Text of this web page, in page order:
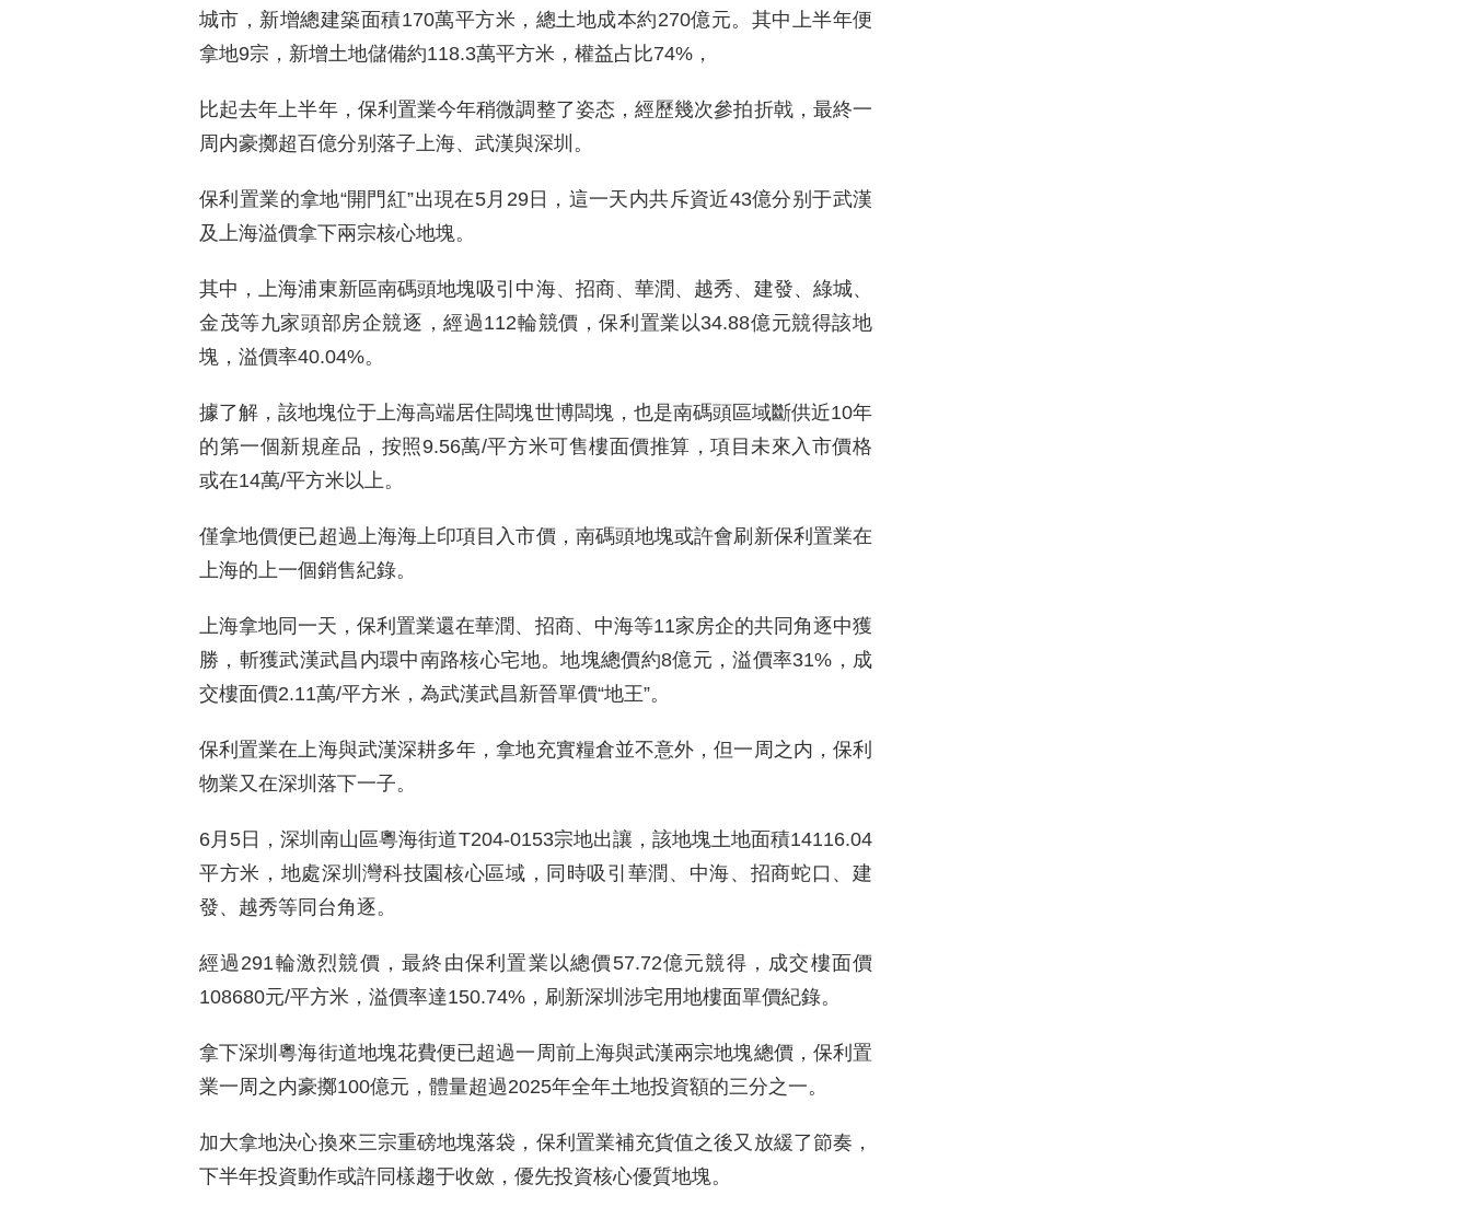
城市，新增總建築面積170萬平方米，總土地成本約270億元。其中上半年便
拿地9宗，新增土地儲備約118.3萬平方米，權益占比74%，
比起去年上半年，保利置業今年稍微調整了姿态，經歷幾次參拍折戟，最終一
周内豪擲超百億分别落子上海、武漢與深圳。
保利置業的拿地“開門紅”出現在5月29日，這一天内共斥資近43億分别于武漢
及上海溢價拿下兩宗核心地塊。
其中，上海浦東新區南碼頭地塊吸引中海、招商、華潤、越秀、建發、綠城、
金茂等九家頭部房企競逐，經過112輪競價，保利置業以34.88億元競得該地
塊，溢價率40.04%。
據了解，該地塊位于上海高端居住闆塊世博闆塊，也是南碼頭區域斷供近10年
的第一個新規産品，按照9.56萬/平方米可售樓面價推算，項目未來入市價格
或在14萬/平方米以上。
僅拿地價便已超過上海海上印項目入市價，南碼頭地塊或許會刷新保利置業在
上海的上一個銷售紀錄。
上海拿地同一天，保利置業還在華潤、招商、中海等11家房企的共同角逐中獲
勝，斬獲武漢武昌内環中南路核心宅地。地塊總價約8億元，溢價率31%，成
交樓面價2.11萬/平方米，為武漢武昌新晉單價“地王”。
保利置業在上海與武漢深耕多年，拿地充實糧倉並不意外，但一周之内，保利
物業又在深圳落下一子。
6月5日，深圳南山區粵海街道T204-0153宗地出讓，該地塊土地面積14116.04
平方米，地處深圳灣科技園核心區域，同時吸引華潤、中海、招商蛇口、建
發、越秀等同台角逐。
經過291輪激烈競價，最終由保利置業以總價57.72億元競得，成交樓面價
108680元/平方米，溢價率達150.74%，刷新深圳涉宅用地樓面單價紀錄。
拿下深圳粵海街道地塊花費便已超過一周前上海與武漢兩宗地塊總價，保利置
業一周之内豪擲100億元，體量超過2025年全年土地投資額的三分之一。
加大拿地決心換來三宗重磅地塊落袋，保利置業補充貨值之後又放緩了節奏，
下半年投資動作或許同樣趨于收斂，優先投資核心優質地塊。